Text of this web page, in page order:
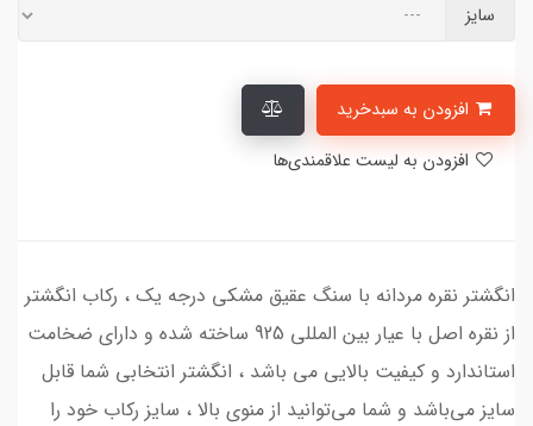
سایز
انگشتر نقره مردانه با سنگ عقیق مشکی درجه یک ، رکاب انگشتر
از نقره اصل با عیار بین المللی 925 ساخته شده و دارای ضخامت
استاندارد و کیفیت بالایی می‌ باشد ، انگشتر انتخابی شما قابل
سایز می‌باشد و شما می‌توانید از منوی بالا ، سایز رکاب خود را